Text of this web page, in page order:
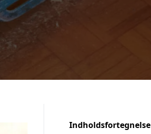
Indholdsfortegnelse